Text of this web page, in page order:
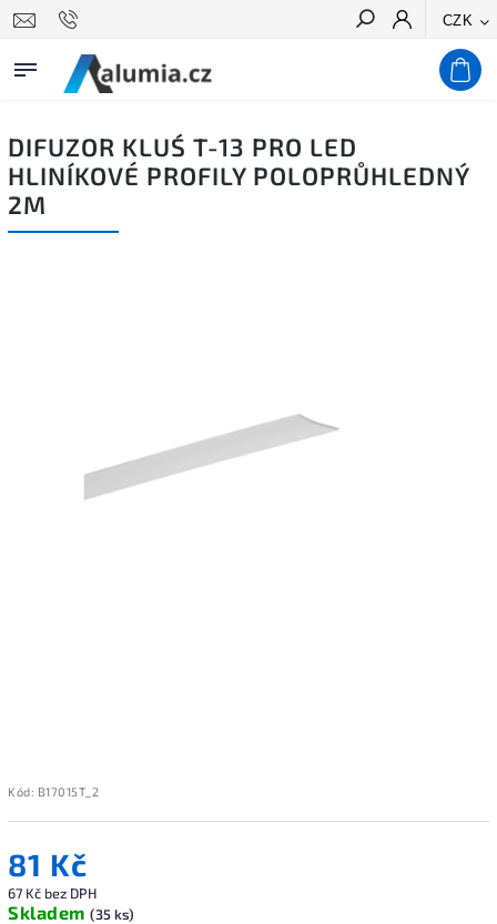
CZK
Hledat
DIFUZOR KLUŚ T-13 PRO LED
HLINÍKOVÉ PROFILY POLOPRŮHLEDNÝ
2M
Kód: B17015T_2
81 Kč
67 Kč bez DPH
Skladem (35 ks)